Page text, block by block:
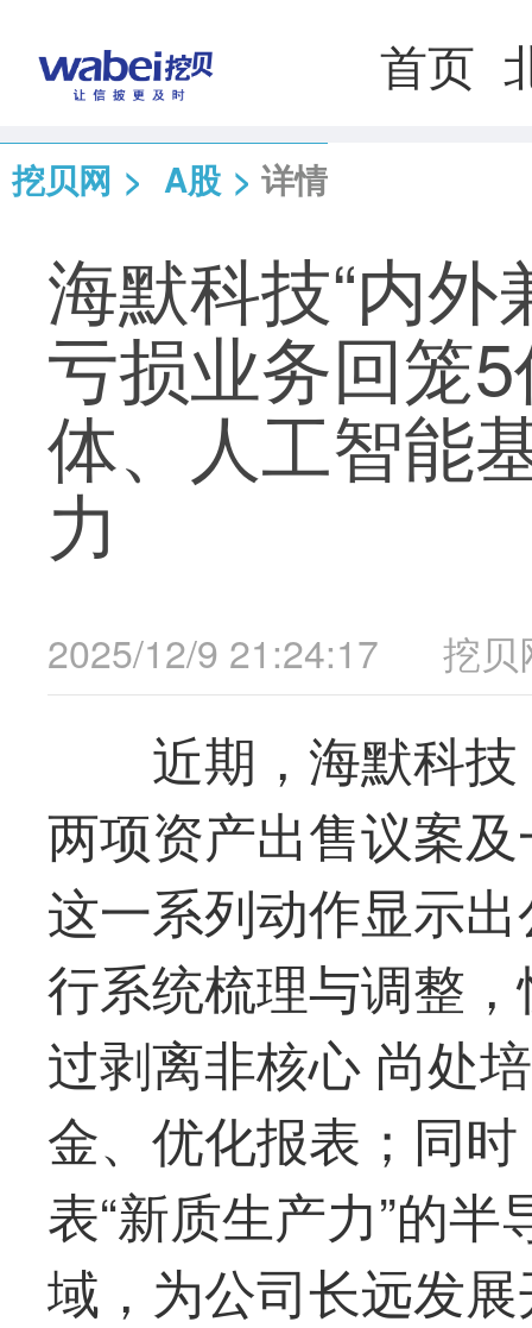
首页
挖贝网 > A股 > 详情
海默科技“内
亏损业务回笼
体、人工智能
力
2025/12/9 21:24:17 挖贝
近期， 海默科技
两项资产出售议案
这一系列动作显示
行系统梳理与调整
过剥离非核心 尚处
金、优化报表；同
表“新质生产力”的
域，为公司长远发